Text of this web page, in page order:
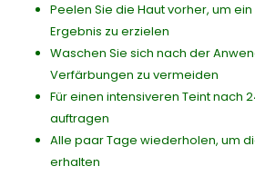
Peelen Sie die Haut vorher, um
Ergebnis zu erzielen
Waschen Sie sich nach der
Verfärbungen zu vermeiden
Für einen intensiveren Teint nach
auftragen
Alle paar Tage wiederholen, um
erhalten